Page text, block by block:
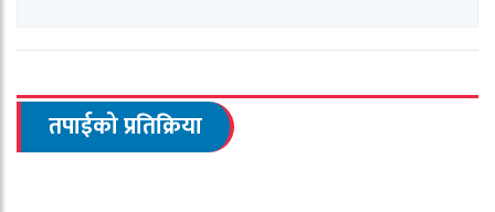
तपाईको प्रतिक्रिया